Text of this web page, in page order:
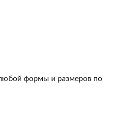
формы и размеров по